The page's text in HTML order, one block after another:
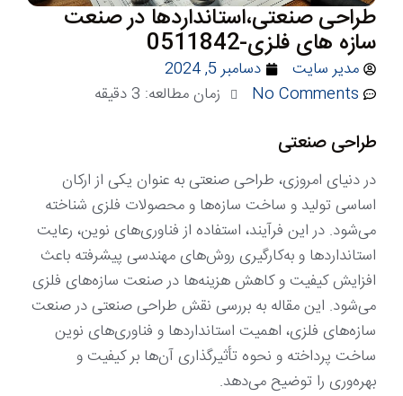
طراحی صنعتی،استانداردها در صنعت
سازه های فلزی-0511842
مدیر سایت
دسامبر 5, 2024
No Comments
زمان مطالعه: 3دقیقه
طراحی صنعتی
در دنیای امروزی، طراحی صنعتی به عنوان یکی از ارکان
اساسی تولید و ساخت سازه‌ها و محصولات فلزی شناخته
می‌شود. در این فرآیند، استفاده از فناوری‌های نوین، رعایت
استانداردها و به‌کارگیری روش‌های مهندسی پیشرفته باعث
افزایش کیفیت و کاهش هزینه‌ها در صنعت سازه‌های فلزی
می‌شود. این مقاله به بررسی نقش طراحی صنعتی در صنعت
سازه‌های فلزی، اهمیت استانداردها و فناوری‌های نوین
ساخت پرداخته و نحوه تأثیرگذاری آن‌ها بر کیفیت و
بهره‌وری را توضیح می‌دهد.